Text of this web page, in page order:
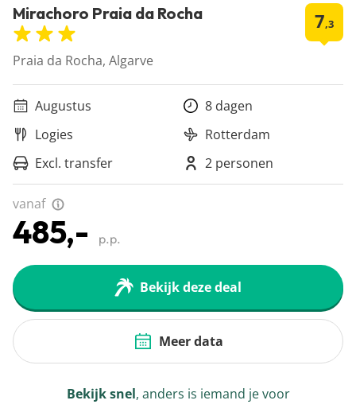
Mirachoro Praia da Rocha 7,3
Praia da Rocha, Algarve
Augustus
8 dagen
Logies
Rotterdam
Excl. transfer
2 personen
vanaf
485,- p.p.
Bekijk deze deal
Meer data
Bekijk snel, anders is iemand je voor